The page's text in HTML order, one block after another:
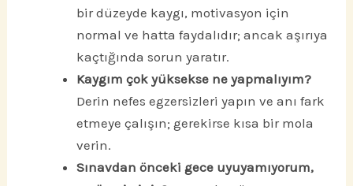
bir düzeyde kaygı, motivasyon için
normal ve hatta faydalıdır; ancak aşırıya
kaçtığında sorun yaratır.
Kaygım çok yüksekse ne yapmalıyım?
Derin nefes egzersizleri yapın ve anı fark
etmeye çalışın; gerekirse kısa bir mola
verin.
Sınavdan önceki gece uyuyamıyorum,